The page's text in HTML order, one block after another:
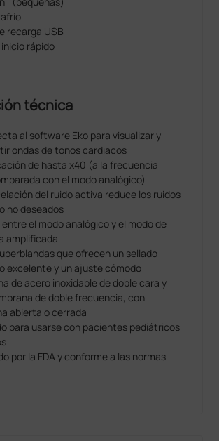
Littmann
en dispositivos iOS y Android para
medio que cumple las normas HIPAA
con fines educativos y comparta las
Littmann CORE Digital está
con un accesorio digital CORE y un
Littmann Cardiology IV. Consulte las
de uso en los respectivos manuales de
garantía del fonendoscopio Littmann
es de 2 años y no incluye el período de
en el manual de usuario del
Littmann ®Cardiology IV, que se aplica
de un fonendoscopio Littmann
Stethoscope solo, cuando se adquiere
x40 basada en una comparación entre
analógica y la escucha amplificada
recarga USB
rápido
técnica
al software Eko para visualizar y
ondas de tonos cardiacos
de hasta x40 (a la frecuencia
con el modo analógico)
del ruido activa reduce los ruidos
no deseados
el modo analógico y el modo de
amplificada
que ofrecen un sellado
excelente y un ajuste cómodo
de acero inoxidable de doble cara y
de doble frecuencia, con
abierta o cerrada
para usarse con pacientes pediátricos
por la FDA y conforme a las normas